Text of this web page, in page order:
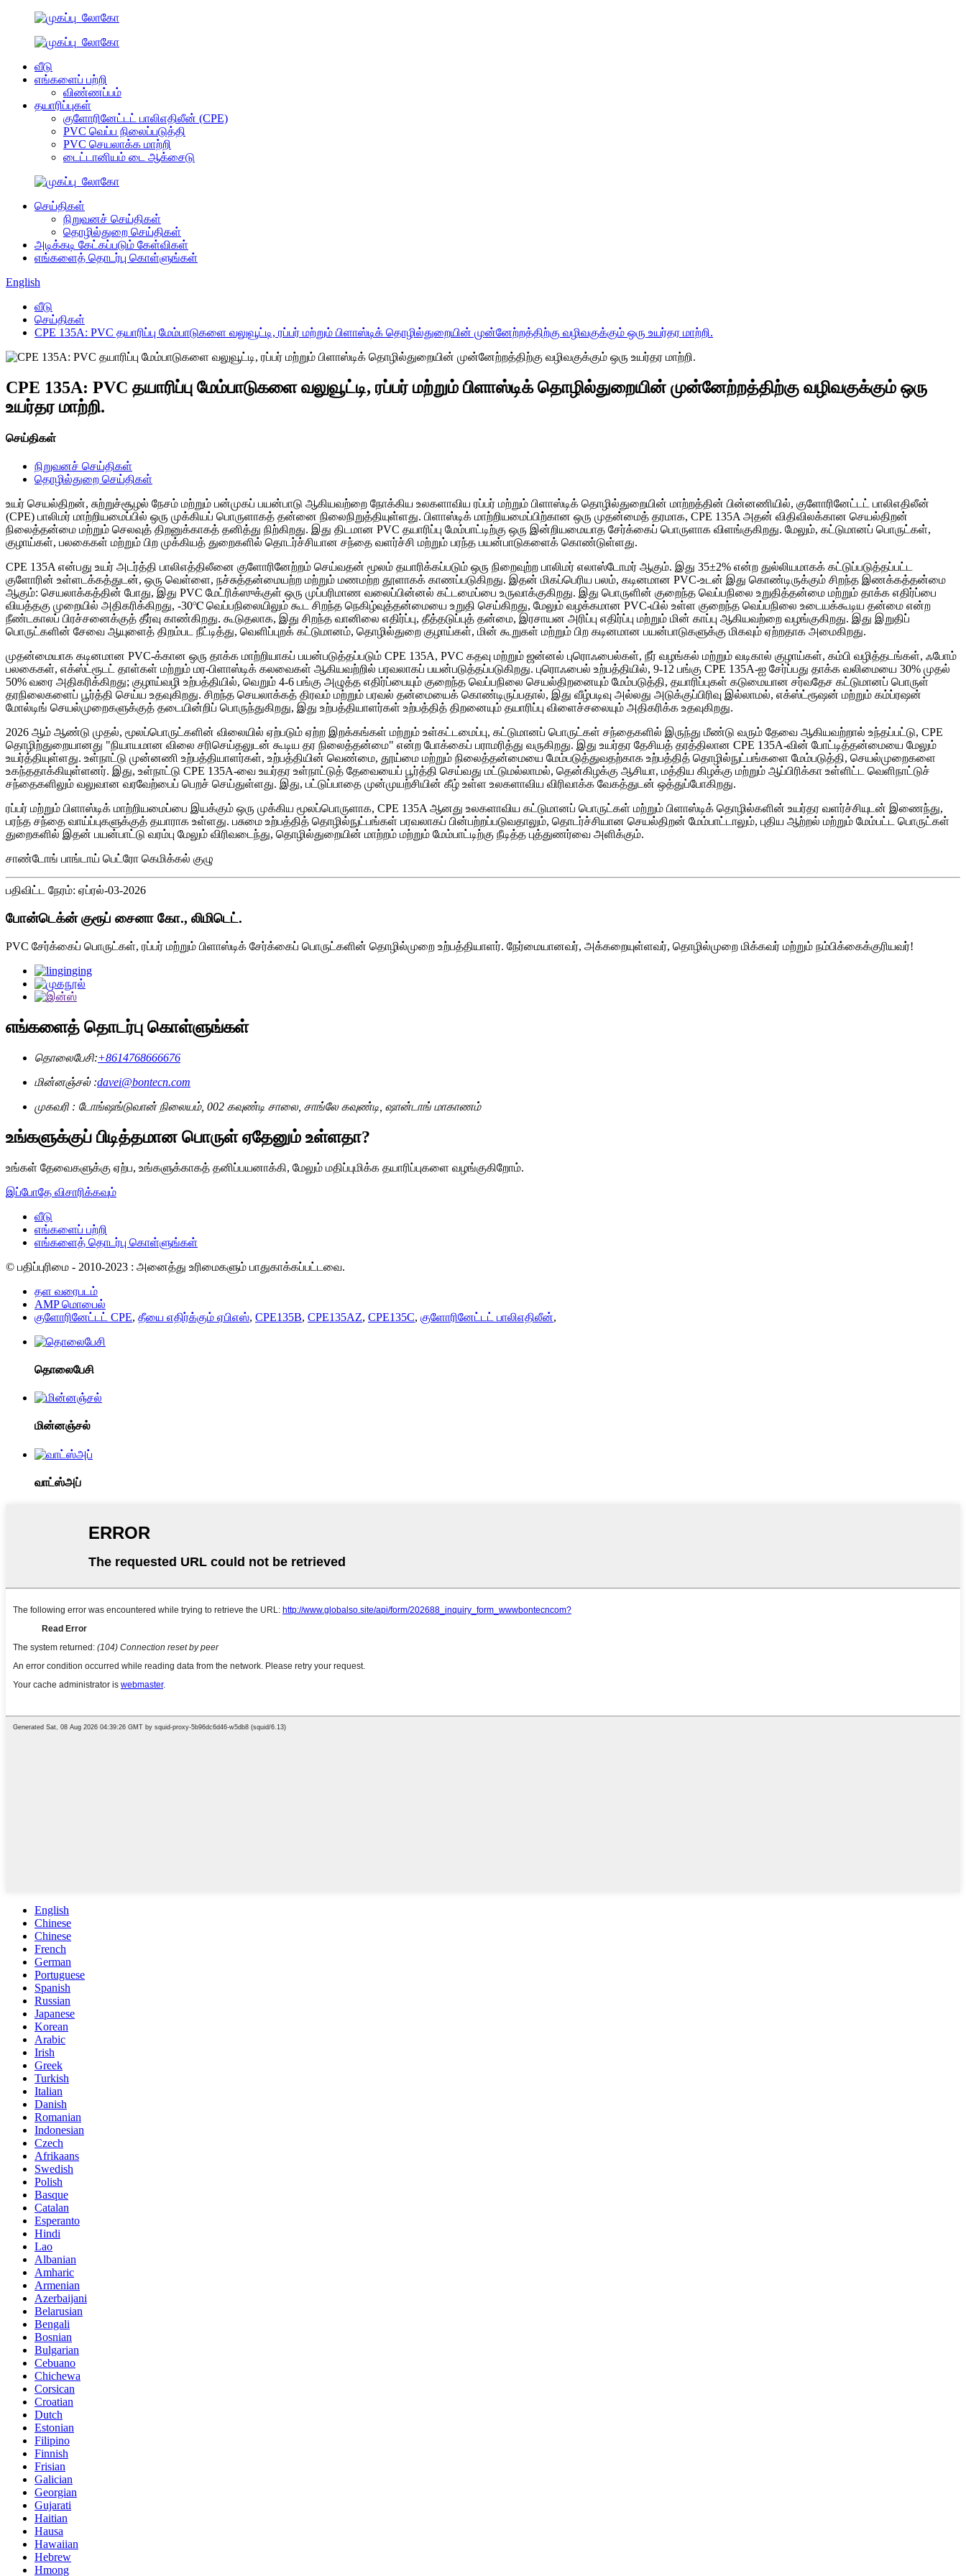
வீடு
எங்களைப் பற்றி
விண்ணப்பம்
தயாரிப்புகள்
குளோரினேட்டட் பாலிஎதிலீன் (CPE)
PVC வெப்ப நிலைப்படுத்தி
PVC செயலாக்க மாற்றி
டைட்டானியம் டை ஆக்சைடு
செய்திகள்
நிறுவனச் செய்திகள்
தொழில்துறை செய்திகள்
அடிக்கடி கேட்கப்படும் கேள்விகள்
எங்களைத் தொடர்பு கொள்ளுங்கள்
English
வீடு
செய்திகள்
CPE 135A: PVC தயாரிப்பு மேம்பாடுகளை வலுவூட்டி, ரப்பர் மற்றும் பிளாஸ்டிக் தொழில்துறையின் முன்னேற்றத்திற்கு வழிவகுக்கும் ஒரு உயர்தர மாற்றி.
CPE 135A: PVC தயாரிப்பு மேம்பாடுகளை வலுவூட்டி, ரப்பர் மற்றும் பிளாஸ்டிக் தொழில்துறையின் முன்னேற்றத்திற்கு வழிவகுக்கும் ஒரு
உயர்தர மாற்றி.
செய்திகள்
நிறுவனச் செய்திகள்
தொழில்துறை செய்திகள்
உயர் செயல்திறன், சுற்றுச்சூழல் நேசம் மற்றும் பன்முகப் பயன்பாடு ஆகியவற்றை நோக்கிய உலகளாவிய ரப்பர் மற்றும் பிளாஸ்டிக் தொழில்துறையின் மாற்றத்தின் பின்னணியில், குளோரினேட்டட் பாலிஎதிலீன்
(CPE) பாலிமர் மாற்றியமைப்பில் ஒரு முக்கியப் பொருளாகத் தன்னை நிலைநிறுத்தியுள்ளது. பிளாஸ்டிக் மாற்றியமைப்பிற்கான ஒரு முதன்மைத் தரமாக, CPE 135A அதன் விதிவிலக்கான செயல்திறன்
நிலைத்தன்மை மற்றும் செலவுத் திறனுக்காகத் தனித்து நிற்கிறது. இது திடமான PVC தயாரிப்பு மேம்பாட்டிற்கு ஒரு இன்றியமையாத சேர்க்கைப் பொருளாக விளங்குகிறது. மேலும், கட்டுமானப் பொருட்கள்,
குழாய்கள், பலகைகள் மற்றும் பிற முக்கியத் துறைகளில் தொடர்ச்சியான சந்தை வளர்ச்சி மற்றும் பரந்த பயன்பாடுகளைக் கொண்டுள்ளது.
CPE 135A என்பது உயர் அடர்த்தி பாலிஎத்திலீனை குளோரினேற்றம் செய்வதன் மூலம் தயாரிக்கப்படும் ஒரு நிறைவுற்ற பாலிமர் எலாஸ்டோமர் ஆகும். இது 35±2% என்ற துல்லியமாகக் கட்டுப்படுத்தப்பட்ட
குளோரின் உள்ளடக்கத்துடன், ஒரு வெள்ளை, நச்சுத்தன்மையற்ற மற்றும் மணமற்ற தூளாகக் காணப்படுகிறது. இதன் மிகப்பெரிய பலம், கடினமான PVC-உடன் இது கொண்டிருக்கும் சிறந்த இணக்கத்தன்மை
ஆகும்: செயலாக்கத்தின் போது, ​​இது PVC மேட்ரிக்ஸுக்குள் ஒரு முப்பரிமாண வலைப்பின்னல் கட்டமைப்பை உருவாக்குகிறது. இது பொருளின் குறைந்த வெப்பநிலை உறுதித்தன்மை மற்றும் தாக்க எதிர்ப்பை
வியத்தகு முறையில் அதிகரிக்கிறது, -30℃ வெப்பநிலையிலும் கூட சிறந்த நெகிழ்வுத்தன்மையை உறுதி செய்கிறது, மேலும் வழக்கமான PVC-யில் உள்ள குறைந்த வெப்பநிலை உடையக்கூடிய தன்மை என்ற
நீண்டகாலப் பிரச்சனைக்குத் தீர்வு காண்கிறது. கூடுதலாக, இது சிறந்த வானிலை எதிர்ப்பு, தீத்தடுப்புத் தன்மை, இரசாயன அரிப்பு எதிர்ப்பு மற்றும் மின் காப்பு ஆகியவற்றை வழங்குகிறது. இது இறுதிப்
பொருட்களின் சேவை ஆயுளைத் திறம்பட நீட்டித்து, வெளிப்புறக் கட்டுமானம், தொழில்துறை குழாய்கள், மின் கூறுகள் மற்றும் பிற கடினமான பயன்பாடுகளுக்கு மிகவும் ஏற்றதாக அமைகிறது.
முதன்மையாக கடினமான PVC-க்கான ஒரு தாக்க மாற்றியாகப் பயன்படுத்தப்படும் CPE 135A, PVC கதவு மற்றும் ஜன்னல் புரொஃபைல்கள், நீர் வழங்கல் மற்றும் வடிகால் குழாய்கள், கம்பி வழித்தடங்கள், ஃபோம்
பலகைகள், எக்ஸ்ட்ரூடட் தாள்கள் மற்றும் மர-பிளாஸ்டிக் கலவைகள் ஆகியவற்றில் பரவலாகப் பயன்படுத்தப்படுகிறது. புரொஃபைல் உற்பத்தியில், 9-12 பங்கு CPE 135A-ஐ சேர்ப்பது தாக்க வலிமையை 30% முதல்
50% வரை அதிகரிக்கிறது; குழாய்வழி உற்பத்தியில், வெறும் 4-6 பங்கு அழுத்த எதிர்ப்பையும் குறைந்த வெப்பநிலை செயல்திறனையும் மேம்படுத்தி, தயாரிப்புகள் கடுமையான சர்வதேச கட்டுமானப் பொருள்
தரநிலைகளைப் பூர்த்தி செய்ய உதவுகிறது. சிறந்த செயலாக்கத் திரவம் மற்றும் பரவல் தன்மையைக் கொண்டிருப்பதால், இது வீழ்படிவு அல்லது அடுக்குப்பிரிவு இல்லாமல், எக்ஸ்ட்ரூஷன் மற்றும் கம்ப்ரஷன்
மோல்டிங் செயல்முறைகளுக்குத் தடையின்றிப் பொருந்துகிறது, இது உற்பத்தியாளர்கள் உற்பத்தித் திறனையும் தயாரிப்பு விளைச்சலையும் அதிகரிக்க உதவுகிறது.
2026 ஆம் ஆண்டு முதல், மூலப்பொருட்களின் விலையில் ஏற்படும் ஏற்ற இறக்கங்கள் மற்றும் உள்கட்டமைப்பு, கட்டுமானப் பொருட்கள் சந்தைகளில் இருந்து மீண்டு வரும் தேவை ஆகியவற்றால் உந்தப்பட்டு, CPE
தொழிற்துறையானது "நியாயமான விலை சரிசெய்தலுடன் கூடிய தர நிலைத்தன்மை" என்ற போக்கைப் பராமரித்து வருகிறது. இது உயர்தர தேசியத் தரத்திலான CPE 135A-வின் போட்டித்தன்மையை மேலும்
உயர்த்தியுள்ளது. உள்நாட்டு முன்னணி உற்பத்தியாளர்கள், உற்பத்தியின் வெண்மை, தூய்மை மற்றும் நிலைத்தன்மையை மேம்படுத்துவதற்காக உற்பத்தித் தொழில்நுட்பங்களை மேம்படுத்தி, செயல்முறைகளை
உகந்ததாக்கியுள்ளனர். இது, உள்நாட்டு CPE 135A-வை உயர்தர உள்நாட்டுத் தேவையைப் பூர்த்தி செய்வது மட்டுமல்லாமல், தென்கிழக்கு ஆசியா, மத்திய கிழக்கு மற்றும் ஆப்பிரிக்கா உள்ளிட்ட வெளிநாட்டுச்
சந்தைகளிலும் வலுவான வரவேற்பைப் பெறச் செய்துள்ளது. இது, பட்டுப்பாதை முன்முயற்சியின் கீழ் உள்ள உலகளாவிய விரிவாக்க வேகத்துடன் ஒத்துப்போகிறது.
ரப்பர் மற்றும் பிளாஸ்டிக் மாற்றியமைப்பை இயக்கும் ஒரு முக்கிய மூலப்பொருளாக, CPE 135A ஆனது உலகளாவிய கட்டுமானப் பொருட்கள் மற்றும் பிளாஸ்டிக் தொழில்களின் உயர்தர வளர்ச்சியுடன் இணைந்து,
பரந்த சந்தை வாய்ப்புகளுக்குத் தயாராக உள்ளது. பசுமை உற்பத்தித் தொழில்நுட்பங்கள் பரவலாகப் பின்பற்றப்படுவதாலும், தொடர்ச்சியான செயல்திறன் மேம்பாட்டாலும், புதிய ஆற்றல் மற்றும் மேம்பட்ட பொருட்கள்
துறைகளில் இதன் பயன்பாட்டு வரம்பு மேலும் விரிவடைந்து, தொழில்துறையின் மாற்றம் மற்றும் மேம்பாட்டிற்கு நீடித்த புத்துணர்வை அளிக்கும்.
சாண்டோங் பாங்டாய் பெட்ரோ கெமிக்கல் குழு
பதிவிட்ட நேரம்: ஏப்ரல்-03-2026
போன்டெக்ன் குரூப் சைனா கோ., லிமிடெட்.
PVC சேர்க்கைப் பொருட்கள், ரப்பர் மற்றும் பிளாஸ்டிக் சேர்க்கைப் பொருட்களின் தொழில்முறை உற்பத்தியாளர். நேர்மையானவர், அக்கறையுள்ளவர், தொழில்முறை மிக்கவர் மற்றும் நம்பிக்கைக்குரியவர்!
எங்களைத் தொடர்பு கொள்ளுங்கள்
தொலைபேசி:+8614768666676
மின்னஞ்சல் :davei@bontecn.com
முகவரி : டோங்ஷங்டுவான் நிலையம், 002 கவுண்டி சாலை, சாங்லே கவுண்டி, ஷான்டாங் மாகாணம்
உங்களுக்குப் பிடித்தமான பொருள் ஏதேனும் உள்ளதா?
உங்கள் தேவைகளுக்கு ஏற்ப, உங்களுக்காகத் தனிப்பயனாக்கி, மேலும் மதிப்புமிக்க தயாரிப்புகளை வழங்குகிறோம்.
இப்போதே விசாரிக்கவும்
வீடு
எங்களைப் பற்றி
எங்களைத் தொடர்பு கொள்ளுங்கள்
© பதிப்புரிமை - 2010-2023 : அனைத்து உரிமைகளும் பாதுகாக்கப்பட்டவை.
தள வரைபடம்
AMP மொபைல்
குளோரினேட்டட் CPE, தீயை எதிர்க்கும் ஏபிஎஸ், CPE135B, CPE135AZ, CPE135C, குளோரினேட்டட் பாலிஎதிலீன்,
தொலைபேசி
மின்னஞ்சல்
வாட்ஸ்அப்
English
Chinese
Chinese
French
German
Portuguese
Spanish
Russian
Japanese
Korean
Arabic
Irish
Greek
Turkish
Italian
Danish
Romanian
Indonesian
Czech
Afrikaans
Swedish
Polish
Basque
Catalan
Esperanto
Hindi
Lao
Albanian
Amharic
Armenian
Azerbaijani
Belarusian
Bengali
Bosnian
Bulgarian
Cebuano
Chichewa
Corsican
Croatian
Dutch
Estonian
Filipino
Finnish
Frisian
Galician
Georgian
Gujarati
Haitian
Hausa
Hawaiian
Hebrew
Hmong